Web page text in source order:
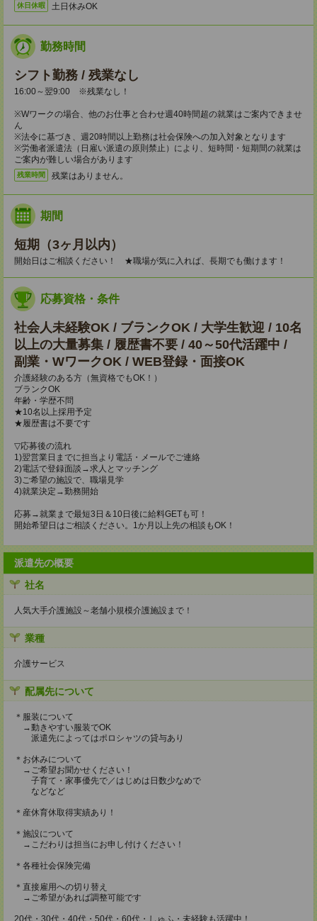
休日休暇 土日休みOK
勤務時間
シフト勤務 / 残業なし
16:00～翌9:00 ※残業なし！
※Wワークの場合、他のお仕事と合わせ週40時間超の就業はご案内できませ
ん
※法令に基づき、週20時間以上勤務は社会保険への加入対象となります
※労働者派遣法（日雇い派遣の原則禁止）により、短時間・短期間の就業は
ご案内が難しい場合があります
残業時間 残業はありません。
期間
短期（3ヶ月以内）
開始日はご相談ください！ ★職場が気に入れば、長期でも働けます！
応募資格・条件
社会人未経験OK / ブランクOK / 大学生歓迎 / 10名
以上の大量募集 / 履歴書不要 / 40～50代活躍中 /
副業・WワークOK / WEB登録・面接OK
介護経験のある方（無資格でもOK！）
ブランクOK
年齢・学歴不問
★10名以上採用予定
★履歴書は不要です
▽応募後の流れ
1)翌営業日までに担当より電話・メールでご連絡
2)電話で登録面談→求人とマッチング
3)ご希望の施設で、職場見学
4)就業決定→勤務開始
応募→就業まで最短3日＆10日後に給料GETも可！
開始希望日はご相談ください。1か月以上先の相談もOK！
派遣先の概要
社名
人気大手介護施設～老舗小規模介護施設まで！
業種
介護サービス
配属先について
＊服装について
→動きやすい服装でOK
派遣先によってはポロシャツの貸与あり
＊お休みについて
→ご希望お聞かせください！
子育て・家事優先で／はじめは日数少なめで
などなど
＊産休育休取得実績あり！
＊施設について
→こだわりは担当にお申し付けください！
＊各種社会保険完備
＊直接雇用への切り替え
→ご希望があれば調整可能です
20代・30代・40代・50代・60代・しゅふ・未経験も活躍中！